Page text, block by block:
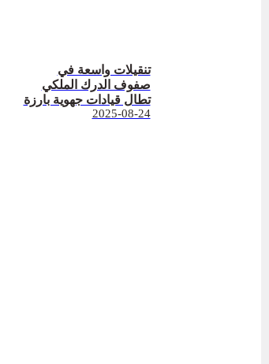
تنقيلات واسعة في
صفوف الدرك الملكي
تطال قيادات جهوية بارزة
2025-08-24